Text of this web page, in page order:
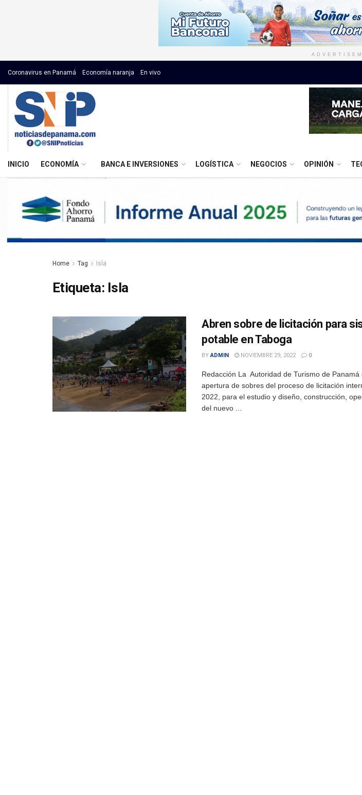
Coronavirus en Panamá Economía naranja En vivo
INICIO ECONOMÍA BANCA E INVERSIONES LOGÍSTICA NEGOCIOS OPINIÓN
Home Tag Isla
Etiqueta: Isla
Abren sobre de licitación para
potable en Taboga
BY ADMIN NOVIEMBRE 29, 2022 0
Redacción La Autoridad de Turismo de Panamá
apertura de sobres del proceso de licitación
2022, para el estudio y diseño, construcción,
del nuevo ...